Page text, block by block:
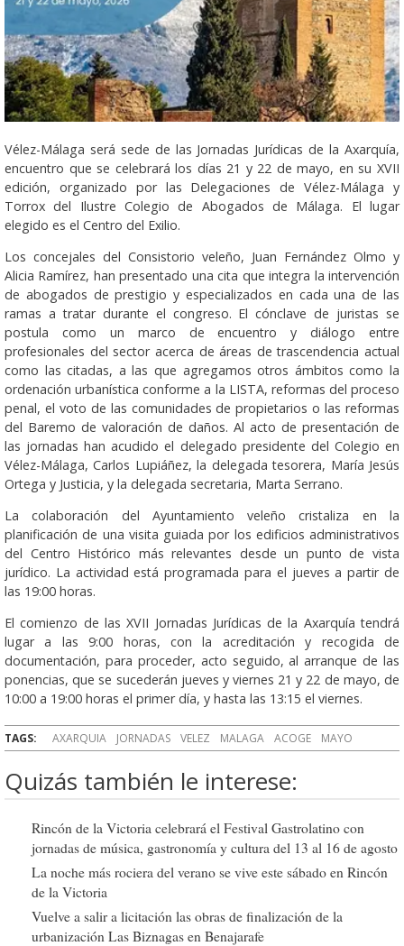
Vélez-Málaga será sede de las Jornadas Jurídicas de la Axarquía,
encuentro que se celebrará los días 21 y 22 de mayo, en su XVII
edición, organizado por las Delegaciones de Vélez-Málaga y
Torrox del Ilustre Colegio de Abogados de Málaga. El lugar
elegido es el Centro del Exilio.
Los concejales del Consistorio veleño, Juan Fernández Olmo y
Alicia Ramírez, han presentado una cita que integra la intervención
de abogados de prestigio y especializados en cada una de las
ramas a tratar durante el congreso. El cónclave de juristas se
postula como un marco de encuentro y diálogo entre
profesionales del sector acerca de áreas de trascendencia actual
como las citadas, a las que agregamos otros ámbitos como la
ordenación urbanística conforme a la LISTA, reformas del proceso
penal, el voto de las comunidades de propietarios o las reformas
del Baremo de valoración de daños. Al acto de presentación de
las jornadas han acudido el delegado presidente del Colegio en
Vélez-Málaga, Carlos Lupiáñez, la delegada tesorera, María Jesús
Ortega y Justicia, y la delegada secretaria, Marta Serrano.
La colaboración del Ayuntamiento veleño cristaliza en la
planificación de una visita guiada por los edificios administrativos
del Centro Histórico más relevantes desde un punto de vista
jurídico. La actividad está programada para el jueves a partir de
las 19:00 horas.
El comienzo de las XVII Jornadas Jurídicas de la Axarquía tendrá
lugar a las 9:00 horas, con la acreditación y recogida de
documentación, para proceder, acto seguido, al arranque de las
ponencias, que se sucederán jueves y viernes 21 y 22 de mayo, de
10:00 a 19:00 horas el primer día, y hasta las 13:15 el viernes.
TAGS: AXARQUIA JORNADAS VELEZ MALAGA ACOGE MAYO
Quizás también le interese:
Rincón de la Victoria celebrará el Festival Gastrolatino con
jornadas de música, gastronomía y cultura del 13 al 16 de agosto
La noche más rociera del verano se vive este sábado en Rincón
de la Victoria
Vuelve a salir a licitación las obras de finalización de la
urbanización Las Biznagas en Benajarafe